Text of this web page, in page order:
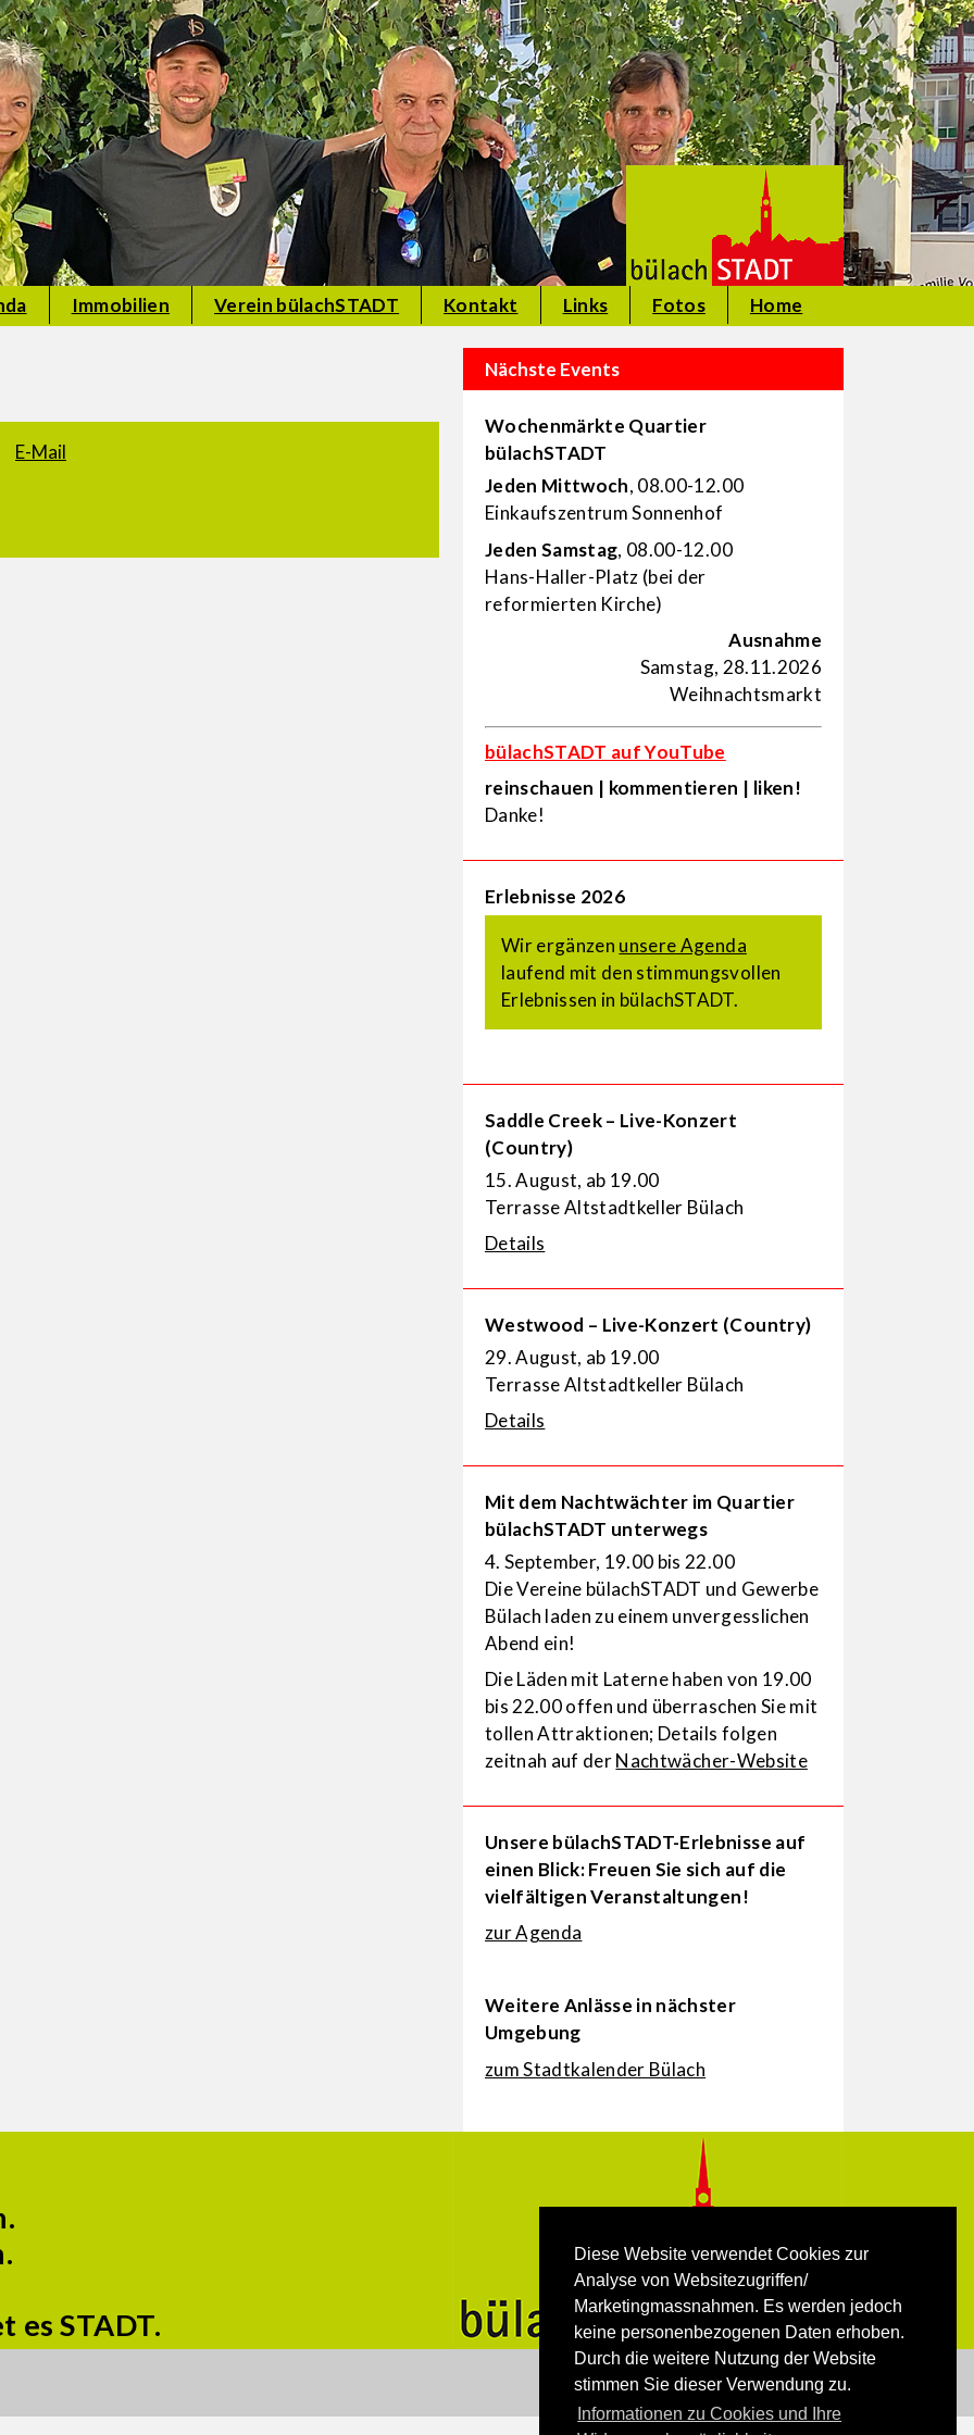
Diese Website verwendet Cookies zur
Analyse von Websitezugriffen/
Marketingmassnahmen. Es werden jedoch
keine personenbezogenen Daten erhoben.
Durch die weitere Nutzung der Website
stimmen Sie dieser Verwendung zu.
Informationen zu Cookies und Ihre
Immobilien Verein bülachSTADT Kontakt Links Fotos Home
E-Mail
Nächste Events
Wochenmärkte Quartier
bülachSTADT
Jeden Mittwoch, 08.00-12.00
Einkaufs­zentrum Sonnenhof
Jeden Samstag, 08.00-12.00
Hans-Haller-Platz (bei der
reformierten Kirche)
Ausnahme
Samstag, 28.11.2026
Weihnachtsmarkt
bülachSTADT auf YouTube
reinschauen | kommentieren | liken!
Danke!
Erlebnisse 2026
Wir ergänzen unsere Agenda
laufend mit den stimmungsvollen
Erlebnissen in bülachSTADT.
Saddle Creek – Live-Konzert
(Country)
15. August, ab 19.00
Terrasse Altstadtkeller Bülach
Details
Westwood – Live-Konzert (Country)
29. August, ab 19.00
Terrasse Altstadtkeller Bülach
Details
Mit dem Nachtwächter im Quartier
bülachSTADT unterwegs
4. September, 19.00 bis 22.00
Die Vereine bülachSTADT und Gewerbe
Bülach laden zu einem unvergesslichen
Abend ein!
Die Läden mit Laterne haben von 19.00
bis 22.00 offen und überraschen Sie mit
tollen Attraktionen; Details folgen
zeitnah auf derNachtwächer-Website
Unsere bülachSTADT-Erlebnisse auf
einen Blick: Freuen Sie sich auf die
vielfältigen Veranstaltungen!
zur Agenda
Weitere Anlässe in nächster
Umgebung
zum Stadtkalender Bülach
es STADT.